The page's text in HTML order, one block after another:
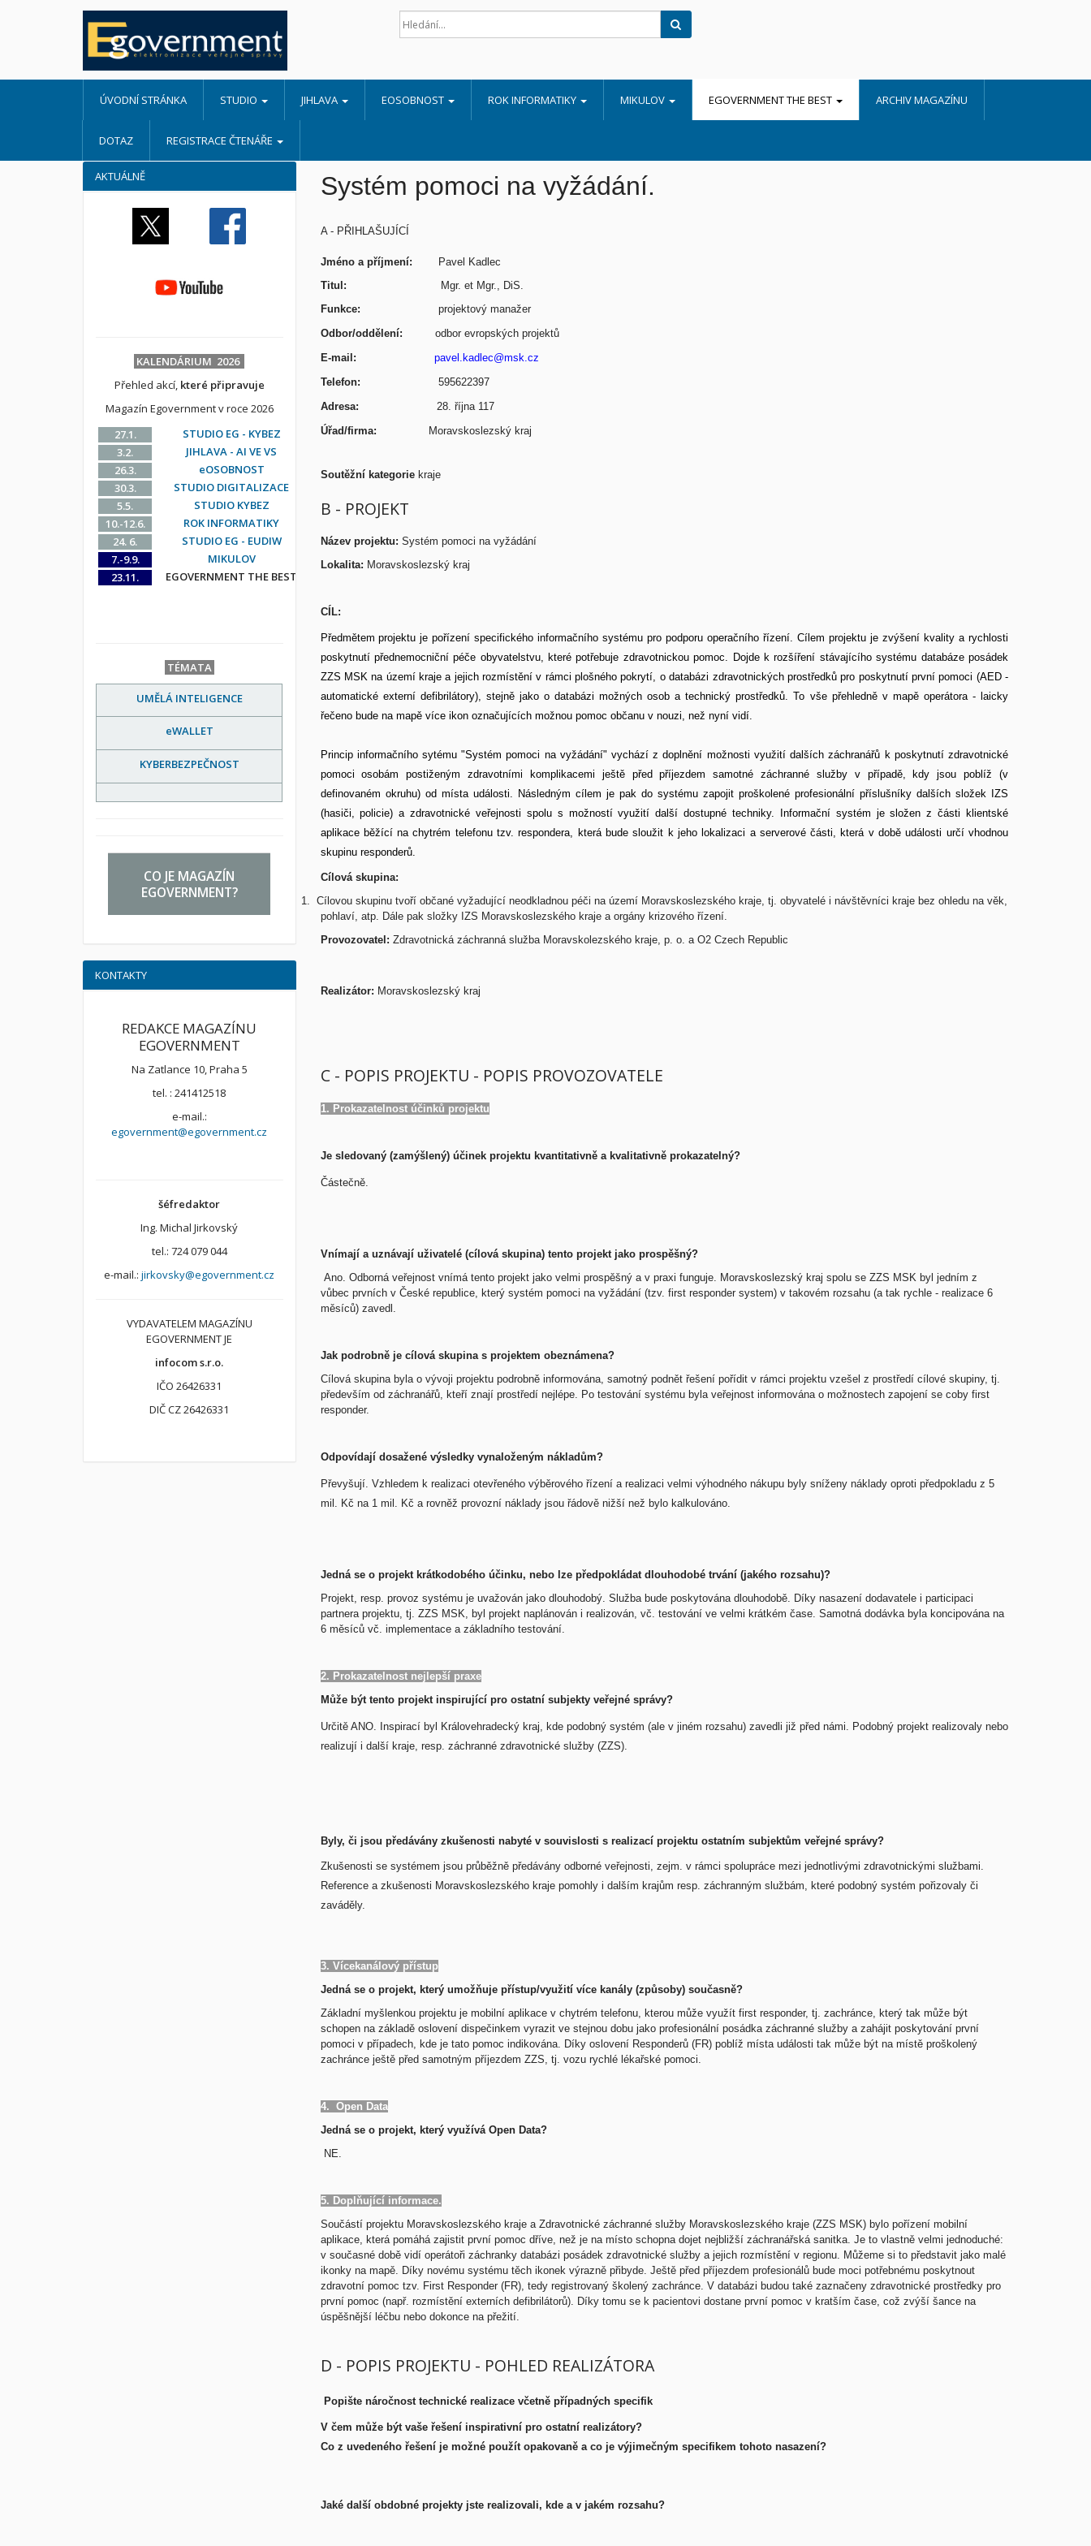
ÚVODNÍ STRÁNKA STUDIO JIHLAVA EOSOBNOST ROK INFORMATIKY MIKULOV EGOVERNMENT THE BEST ARCHIV MAGAZÍNU
DOTAZ REGISTRACE ČTENÁŘE
Systém pomoci na vyžádání.
A - PŘIHLAŠUJÍCÍ
Jméno a příjmení: Pavel Kadlec
Titul: Mgr. et Mgr., DiS.
Funkce:
projektový manažer
Odbor/oddělení: odbor evropských projektů
E-mail:
pavel.kadlec@msk.cz
Telefon: 595622397
Adresa: 28. října 117
Úřad/firma: Moravskoslezský kraj
Soutěžní kategorie kraje
B - PROJEKT
Název projektu: Systém pomoci na vyžádání
Lokalita: Moravskoslezský kraj
CÍL:
Předmětem projektu je pořízení specifického informačního systému pro podporu operačního řízení. Cílem projektu je zvýšení kvality a rychlosti
poskytnutí přednemocniční péče obyvatelstvu, které potřebuje zdravotnickou pomoc. Dojde k rozšíření stávajícího systému databáze posádek
ZZS MSK na území kraje a jejich rozmístění v rámci plošného pokrytí, o databázi zdravotnických prostředků pro poskytnutí první pomoci (AED -
automatické externí defibrilátory), stejně jako o databázi možných osob a technický prostředků. To vše přehledně v mapě operátora - laicky
řečeno bude na mapě více ikon označujících možnou pomoc občanu v nouzi, než nyní vidí.
Princip informačního sytému "Systém pomoci na vyžádání" vychází z doplnění možnosti využití dalších záchranářů k poskytnutí zdravotnické
pomoci osobám postiženým zdravotními komplikacemi ještě před příjezdem samotné záchranné služby v případě, kdy jsou poblíž (v
definovaném okruhu) od místa události. Následným cílem je pak do systému zapojit proškolené profesionální příslušníky dalších složek IZS
(hasiči, policie) a zdravotnické veřejnosti spolu s možností využití další dostupné techniky. Informační systém je složen z části klientské
aplikace běžící na chytrém telefonu tzv. respondera, která bude sloužit k jeho lokalizaci a serverové části, která v době události určí vhodnou
skupinu responderů.
Cílová skupina:
1. Cílovou skupinu tvoří občané vyžadující neodkladnou péči na území Moravskoslezského kraje, tj. obyvatelé i návštěvníci kraje bez ohledu na věk,
pohlaví, atp. Dále pak složky IZS Moravskoslezského kraje a orgány krizového řízení.
Provozovatel: Zdravotnická záchranná služba Moravskolezského kraje, p. o. a O2 Czech Republic
Realizátor: Moravskoslezský kraj
C - POPIS PROJEKTU - POPIS PROVOZOVATELE
1. Prokazatelnost účinků projektu
Je sledovaný (zamýšlený) účinek projektu kvantitativně a kvalitativně prokazatelný?
Částečně.
Vnímají a uznávají uživatelé (cílová skupina) tento projekt jako prospěšný?
Ano. Odborná veřejnost vnímá tento projekt jako velmi prospěšný a v praxi funguje. Moravskoslezský kraj spolu se ZZS MSK byl jedním z
vůbec prvních v České republice, který systém pomoci na vyžádání (tzv. first responder system) v takovém rozsahu (a tak rychle - realizace 6
měsíců) zavedl.
Jak podrobně je cílová skupina s projektem obeznámena?
Cílová skupina byla o vývoji projektu podrobně informována, samotný podnět řešení pořídit v rámci projektu vzešel z prostředí cílové skupiny, tj.
především od záchranářů, kteří znají prostředí nejlépe. Po testování systému byla veřejnost informována o možnostech zapojení se coby first
responder.
Odpovídají dosažené výsledky vynaloženým nákladům?
Převyšují. Vzhledem k realizaci otevřeného výběrového řízení a realizaci velmi výhodného nákupu byly sníženy náklady oproti předpokladu z 5
mil. Kč na 1 mil. Kč a rovněž provozní náklady jsou řádově nižší než bylo kalkulováno.
Jedná se o projekt krátkodobého účinku, nebo lze předpokládat dlouhodobé trvání (jakého rozsahu)?
Projekt, resp. provoz systému je uvažován jako dlouhodobý. Služba bude poskytována dlouhodobě. Díky nasazení dodavatele i participaci
partnera projektu, tj. ZZS MSK, byl projekt naplánován i realizován, vč. testování ve velmi krátkém čase. Samotná dodávka byla koncipována na
6 měsíců vč. implementace a základního testování.
2. Prokazatelnost nejlepší praxe
Může být tento projekt inspirující pro ostatní subjekty veřejné správy?
Určitě ANO. Inspirací byl Královehradecký kraj, kde podobný systém (ale v jiném rozsahu) zavedli již před námi. Podobný projekt realizovaly nebo
realizují i další kraje, resp. záchranné zdravotnické služby (ZZS).
Byly, či jsou předávány zkušenosti nabyté v souvislosti s realizací projektu ostatním subjektům veřejné správy?
Zkušenosti se systémem jsou průběžně předávány odborné veřejnosti, zejm. v rámci spolupráce mezi jednotlivými zdravotnickými službami.
Reference a zkušenosti Moravskoslezského kraje pomohly i dalším krajům resp. záchranným službám, které podobný systém pořizovaly či
zaváděly.
3. Vícekanálový přístup
Jedná se o projekt, který umožňuje přístup/využití více kanály (způsoby) současně?
Základní myšlenkou projektu je mobilní aplikace v chytrém telefonu, kterou může využít first responder, tj. zachránce, který tak může být
schopen na základě oslovení dispečinkem vyrazit ve stejnou dobu jako profesionální posádka záchranné služby a zahájit poskytování první
pomoci v případech, kde je tato pomoc indikována. Díky oslovení Responderů (FR) poblíž místa události tak může být na místě proškolený
zachránce ještě před samotným příjezdem ZZS, tj. vozu rychlé lékařské pomoci.
4. Open Data
Jedná se o projekt, který využívá Open Data?
NE.
5. Doplňující informace.
Součástí projektu Moravskoslezského kraje a Zdravotnické záchranné služby Moravskoslezského kraje (ZZS MSK) bylo pořízení mobilní
aplikace, která pomáhá zajistit první pomoc dříve, než je na místo schopna dojet nejbližší záchranářská sanitka. Je to vlastně velmi jednoduché:
v současné době vidí operátoři záchranky databázi posádek zdravotnické služby a jejich rozmístění v regionu. Můžeme si to představit jako malé
ikonky na mapě. Díky novému systému těch ikonek výrazně přibyde. Ještě před příjezdem profesionálů bude moci potřebnému poskytnout
zdravotní pomoc tzv. First Responder (FR), tedy registrovaný školený zachránce. V databázi budou také zaznačeny zdravotnické prostředky pro
první pomoc (např. rozmístění externích defibrilátorů). Díky tomu se k pacientovi dostane první pomoc v kratším čase, což zvýší šance na
úspěšnější léčbu nebo dokonce na přežití.
D - POPIS PROJEKTU - POHLED REALIZÁTORA
Popište náročnost technické realizace včetně případných specifik
V čem může být vaše řešení inspirativní pro ostatní realizátory?
Co z uvedeného řešení je možné použít opakovaně a co je výjimečným specifikem tohoto nasazení?
Jaké další obdobné projekty jste realizovali, kde a v jakém rozsahu?
AKTUÁLNĚ
KALENDÁRIUM 2026
Přehled akcí, které připravuje
Magazín Egovernment v roce 2026
27.1.
STUDIO EG - KYBEZ
3.2.
JIHLAVA - AI VE VS
26.3.
eOSOBNOST
30.3.
STUDIO DIGITALIZACE
5.5.
STUDIO KYBEZ
10.-12.6.
ROK INFORMATIKY
24. 6.
STUDIO EG - EUDIW
7.-9.9.
MIKULOV
23.11.
EGOVERNMENT THE BEST
TÉMATA
UMĚLÁ INTELIGENCE
eWALLET
KYBERBEZPEČNOST
CO JE MAGAZÍN
EGOVERNMENT?
KONTAKTY
REDAKCE MAGAZÍNU
EGOVERNMENT
Na Zatlance 10, Praha 5
tel. : 241412518
e-mail.:
egovernment@egovernment.cz
šéfredaktor
Ing. Michal Jirkovský
tel.: 724 079 044
e-mail.:jirkovsky@egovernment.cz
VYDAVATELEM MAGAZÍNU
EGOVERNMENT JE
infocom s.r.o.
IČO 26426331
DIČ CZ 26426331